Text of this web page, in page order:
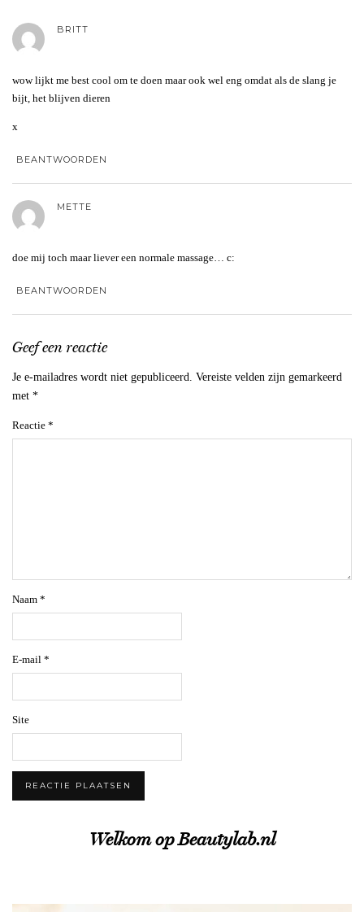
BRITT
wow lijkt me best cool om te doen maar ook wel eng omdat als de slang je
bijt, het blijven dieren
x
BEANTWOORDEN
METTE
doe mij toch maar liever een normale massage… c:
BEANTWOORDEN
Geef een reactie
Je e-mailadres wordt niet gepubliceerd. Vereiste velden zijn gemarkeerd
met *
Reactie *
Naam *
E-mail *
Site
Welkom op Beautylab.nl